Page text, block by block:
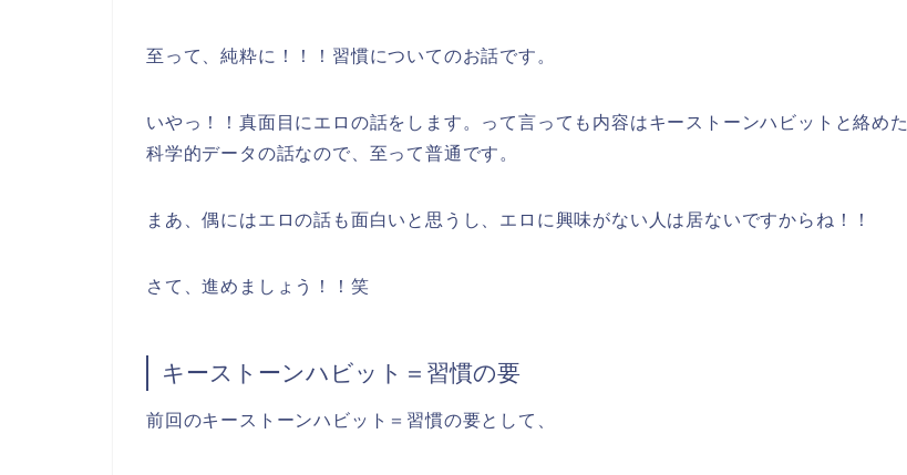
至って、純粋に！！！習慣についてのお話です。
いやっ！！真面目にエロの話をします。って言っても内容はキーストーンハビットと絡めた
科学的データの話なので、至って普通です。
まあ、偶にはエロの話も面白いと思うし、エロに興味がない人は居ないですからね！！
さて、進めましょう！！笑
キーストーンハビット＝習慣の要
前回のキーストーンハビット＝習慣の要として、